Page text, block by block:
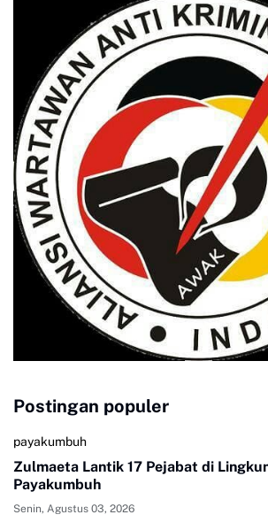
Postingan populer
payakumbuh
Zulmaeta Lantik 17 Pejabat di
Payakumbuh
Senin, Agustus 03, 2026